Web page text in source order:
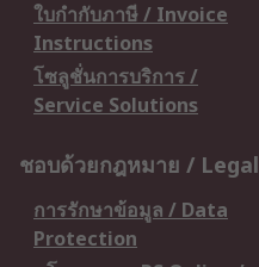
ใบกำกับภาษี / Invoice
Instructions
โซลูชั่นการบริการ /
Service Solutions
ชอบด้วยกฎหมาย / Legal
การรักษาข้อมูล / Data
Protection